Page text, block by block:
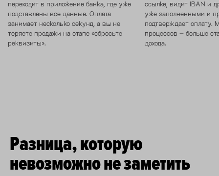
переходит в приложение банка, где уже
подставлены все данные. Оплата
занимает несколько секунд, а вы не
теряете продажи на этапе «сбросьте
реквизиты».
ссылке, видит IBAN и
уже заполненными и
подтверждает оплату.
процессов – больше
дохода.
Разница, которую
невозможно не заметить